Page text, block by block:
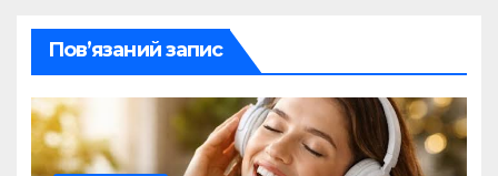
Пов’язаний запис